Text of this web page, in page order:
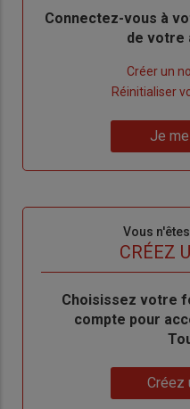
Body
Connectez-vous à
de votre
Créer un
de
Réinitialiser
me
Je
Vous
CRÉEZ
BodyChoisissez votre
compte pour
Créez